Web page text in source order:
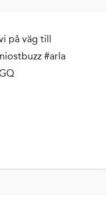
på väg till
#arla